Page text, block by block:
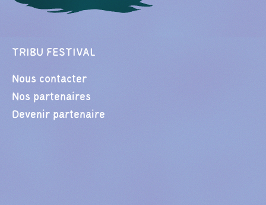
TRIBU FESTIVAL
Nous contacter
Nos partenaires
Devenir partenaire